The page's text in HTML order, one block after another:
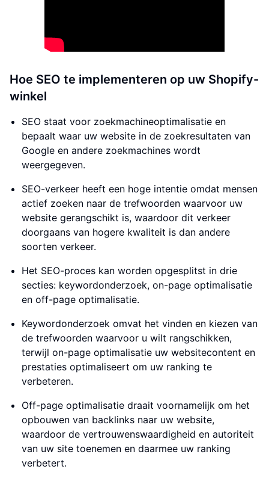
Hoe SEO te implementeren op uw Shopify-
winkel
SEO staat voor zoekmachineoptimalisatie en
bepaalt waar uw website in de zoekresultaten van
Google en andere zoekmachines wordt
weergegeven.
SEO-verkeer heeft een hoge intentie omdat mensen
actief zoeken naar de trefwoorden waarvoor uw
website gerangschikt is, waardoor dit verkeer
doorgaans van hogere kwaliteit is dan andere
soorten verkeer.
Het SEO-proces kan worden opgesplitst in drie
secties: keywordonderzoek, on-page optimalisatie
en off-page optimalisatie.
Keywordonderzoek omvat het vinden en kiezen van
de trefwoorden waarvoor u wilt rangschikken,
terwijl on-page optimalisatie uw websitecontent en
prestaties optimaliseert om uw ranking te
verbeteren.
Off-page optimalisatie draait voornamelijk om het
opbouwen van backlinks naar uw website,
waardoor de vertrouwenswaardigheid en autoriteit
van uw site toenemen en daarmee uw ranking
verbetert.